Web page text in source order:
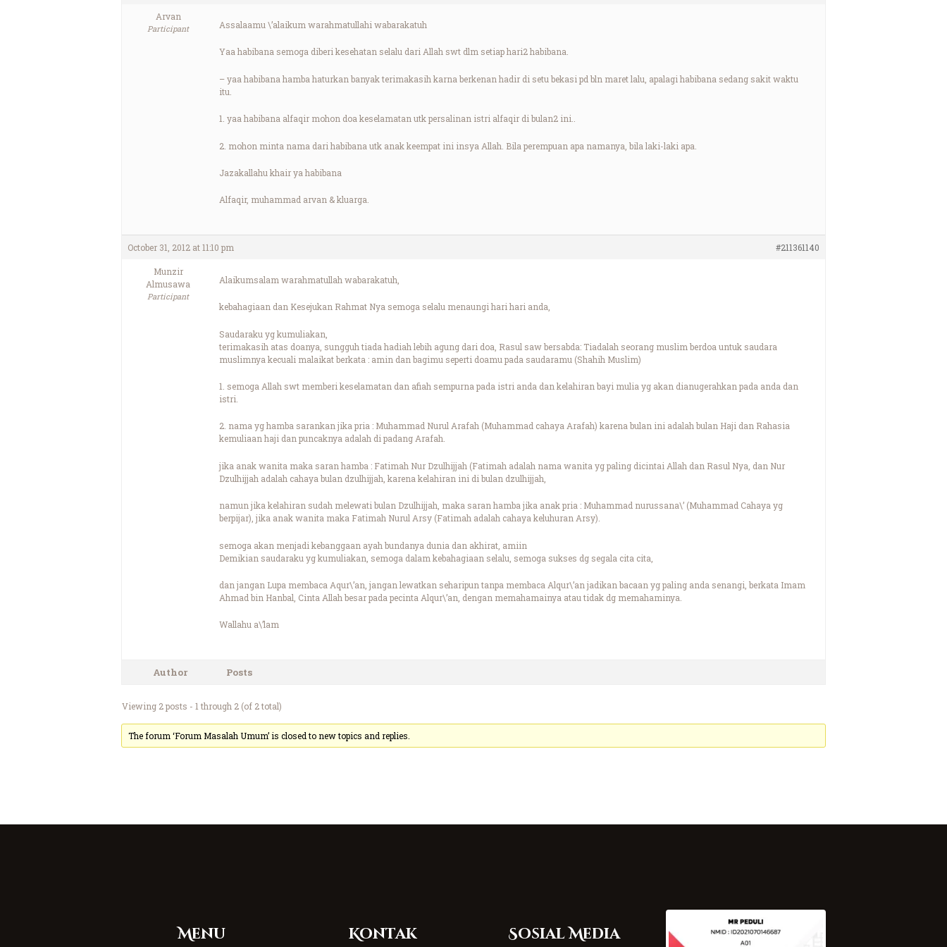
Arvan
Participant Assalaamu \’alaikum warahmatullahi wabarakatuh
Yaa habibana semoga diberi kesehatan selalu dari Allah swt dlm setiap hari2 habibana.
– yaa habibana hamba haturkan banyak terimakasih karna berkenan hadir di setu bekasi pd bln maret lalu, apalagi habibana sedang sakit waktu
itu.
1. yaa habibana alfaqir mohon doa keselamatan utk persalinan istri alfaqir di bulan2 ini..
2. mohon minta nama dari habibana utk anak keempat ini insya Allah. Bila perempuan apa namanya, bila laki-laki apa.
Jazakallahu khair ya habibana
Alfaqir, muhammad arvan & kluarga.
October 31, 2012 at 11:10 pm #211361140
Munzir
Almusawa
Participant
Alaikumsalam warahmatullah wabarakatuh,
kebahagiaan dan Kesejukan Rahmat Nya semoga selalu menaungi hari hari anda,
Saudaraku yg kumuliakan,
terimakasih atas doanya, sungguh tiada hadiah lebih agung dari doa, Rasul saw bersabda: Tiadalah seorang muslim berdoa untuk saudara
muslimnya kecuali malaikat berkata : amin dan bagimu seperti doamu pada saudaramu (Shahih Muslim)
1. semoga Allah swt memberi keselamatan dan afiah sempurna pada istri anda dan kelahiran bayi mulia yg akan dianugerahkan pada anda dan
istri.
2. nama yg hamba sarankan jika pria : Muhammad Nurul Arafah (Muhammad cahaya Arafah) karena bulan ini adalah bulan Haji dan Rahasia
kemuliaan haji dan puncaknya adalah di padang Arafah.
jika anak wanita maka saran hamba : Fatimah Nur Dzulhijjah (Fatimah adalah nama wanita yg paling dicintai Allah dan Rasul Nya, dan Nur
Dzulhijjah adalah cahaya bulan dzulhijjah, karena kelahiran ini di bulan dzulhijjah,
namun jika kelahiran sudah melewati bulan Dzulhijjah, maka saran hamba jika anak pria : Muhammad nurussana\’ (Muhammad Cahaya yg
berpijar), jika anak wanita maka Fatimah Nurul Arsy (Fatimah adalah cahaya keluhuran Arsy).
semoga akan menjadi kebanggaan ayah bundanya dunia dan akhirat, amiin
Demikian saudaraku yg kumuliakan, semoga dalam kebahagiaan selalu, semoga sukses dg segala cita cita,
dan jangan Lupa membaca Aqur\’an, jangan lewatkan seharipun tanpa membaca Alqur\’an jadikan bacaan yg paling anda senangi, berkata Imam
Ahmad bin Hanbal, Cinta Allah besar pada pecinta Alqur\’an, dengan memahamainya atau tidak dg memahaminya.
Wallahu a\’lam
Author Posts
Viewing 2 posts - 1 through 2 (of 2 total)
The forum ‘Forum Masalah Umum’ is closed to new topics and replies.
Menu Kontak Sosial Media